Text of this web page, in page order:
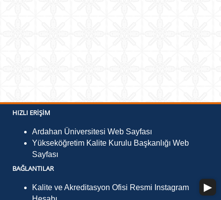
HIZLI ERIŞIM
Ardahan Üniversitesi Web Sayfası
Yükseköğretim Kalite Kurulu Başkanlığı Web
Sayfası
BAĞLANTILAR
Kalite ve Akreditasyon Ofisi Resmi Instagram